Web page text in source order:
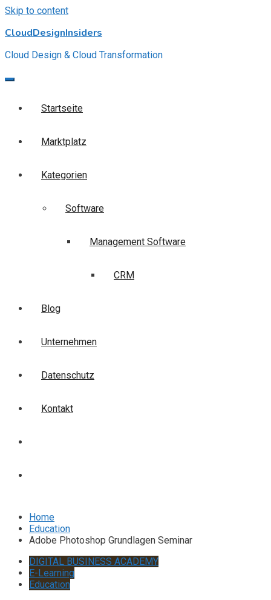
Skip to content
CloudDesignInsiders
Cloud Design & Cloud Transformation
Startseite
Marktplatz
Kategorien
Software
Management Software
CRM
Blog
Unternehmen
Datenschutz
Kontakt
Home
Education
Adobe Photoshop Grundlagen Seminar
DIGITAL BUSINESS ACADEMY
E-Learning
Education